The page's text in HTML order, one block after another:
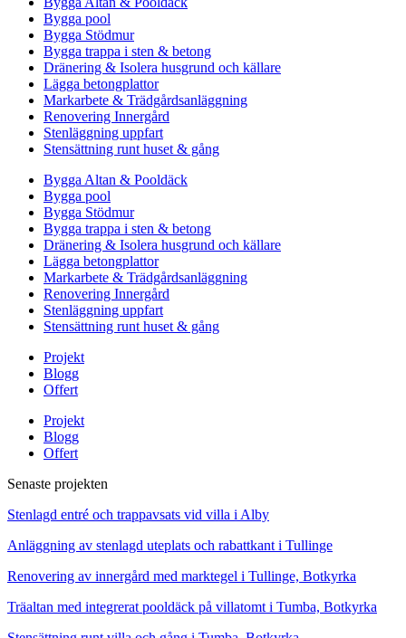
Bygga pool
Bygga Stödmur
Bygga trappa i sten & betong
Dränering & Isolera husgrund och källare
Lägga betongplattor
Markarbete & Trädgårdsanläggning
Renovering Innergård
Stenläggning uppfart
Stensättning runt huset & gång
Bygga Altan & Pooldäck
Bygga pool
Bygga Stödmur
Bygga trappa i sten & betong
Dränering & Isolera husgrund och källare
Lägga betongplattor
Markarbete & Trädgårdsanläggning
Renovering Innergård
Stenläggning uppfart
Stensättning runt huset & gång
Projekt
Blogg
Offert
Projekt
Blogg
Offert
Senaste projekten
Stenlagd entré och trappavsats vid villa i Alby
Anläggning av stenlagd uteplats och rabattkant i Tullinge
Renovering av innergård med marktegel i Tullinge, Botkyrka
Träaltan med integrerat pooldäck på villatomt i Tumba, Botkyrka